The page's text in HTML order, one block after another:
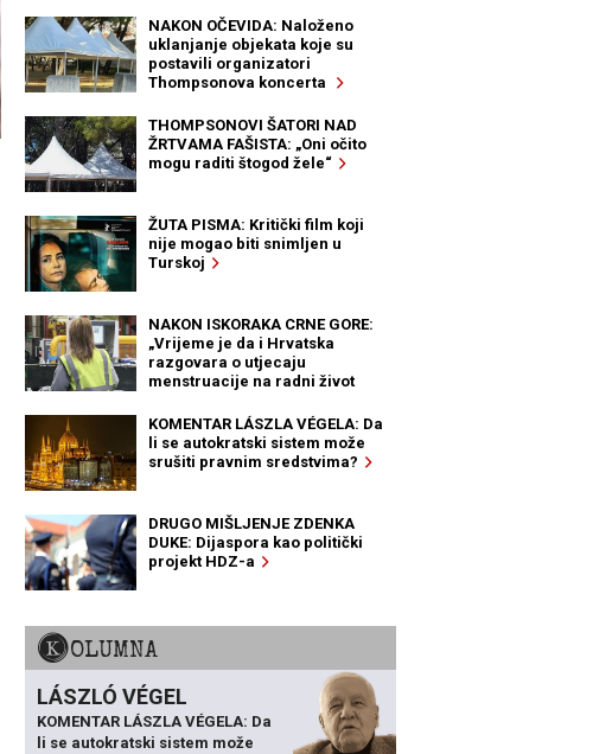
NAKON OČEVIDA: Naloženo
uklanjanje objekata koje su
postavili organizatori
Thompsonova koncerta
THOMPSONOVI ŠATORI NAD
ŽRTVAMA FAŠISTA: „Oni očito
mogu raditi štogod žele“
ŽUTA PISMA: Kritički film koji
nije mogao biti snimljen u
Turskoj
NAKON ISKORAKA CRNE GORE:
„Vrijeme je da i Hrvatska
razgovara o utjecaju
menstruacije na radni život
KOMENTAR LÁSZLA VÉGELA: Da
li se autokratski sistem može
srušiti pravnim sredstvima?
DRUGO MIŠLJENJE ZDENKA
DUKE: Dijaspora kao politički
projekt HDZ-a
KOLUMNA
LÁSZLÓ VÉGEL
KOMENTAR LÁSZLA VÉGELA: Da
li se autokratski sistem može